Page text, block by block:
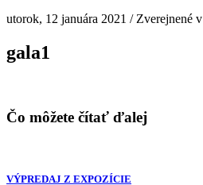
utorok, 12 januára 2021 /Zverejnené v
gala1
Čo môžete čítať ďalej
VÝPREDAJ Z EXPOZÍCIE